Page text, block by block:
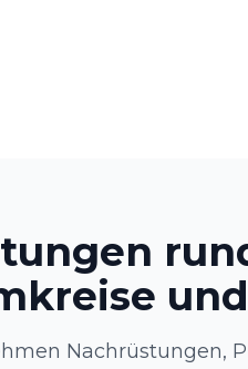
Nachrüstungen,